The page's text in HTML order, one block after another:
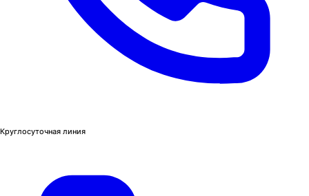
Круглосуточная линия